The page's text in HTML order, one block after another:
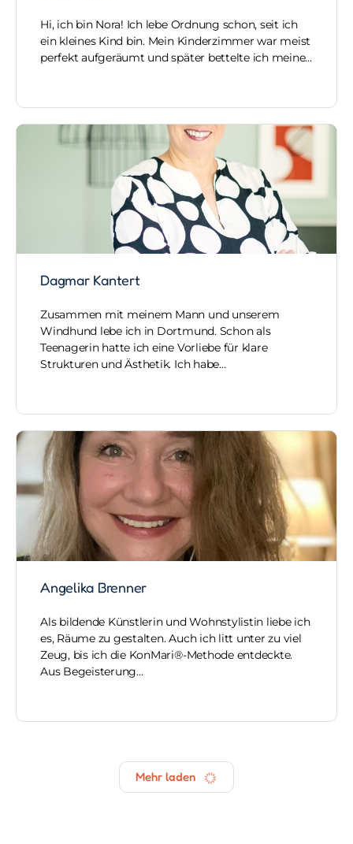
Hi, ich bin Nora! Ich lebe Ordnung schon, seit ich
ein kleines Kind bin. Mein Kinderzimmer war meist
perfekt aufgeräumt und später bettelte ich meine…
Dagmar Kantert
Zusammen mit meinem Mann und unserem
Windhund lebe ich in Dortmund. Schon als
Teenagerin hatte ich eine Vorliebe für klare
Strukturen und Ästhetik. Ich habe…
Angelika Brenner
Als bildende Künstlerin und Wohnstylistin liebe ich
es, Räume zu gestalten. Auch ich litt unter zu viel
Zeug, bis ich die KonMari®-Methode entdeckte.
Aus Begeisterung…